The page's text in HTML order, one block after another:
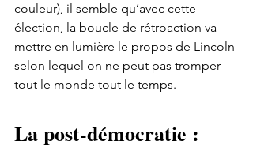
couleur), il semble qu’avec cette
élection, la boucle de rétroaction va
mettre en lumière le propos de Lincoln
selon lequel on ne peut pas tromper
tout le monde tout le temps.
La post-démocratie :